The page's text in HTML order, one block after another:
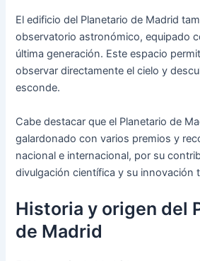
El edificio del Planetario de Madrid
observatorio astronómico, equipado
última generación. Este espacio
observar directamente el cielo y
esconde.
Cabe destacar que el Planetario de
galardonado con varios premios y
nacional e internacional, por su
divulgación científica y su innovación
Historia y origen del
de Madrid